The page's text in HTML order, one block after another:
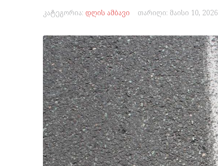
კატეგორია: დღის ამბავი თარიღი: მაისი 10, 2026